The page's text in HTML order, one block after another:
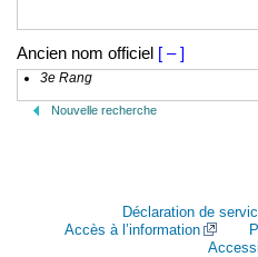
Ancien nom officiel [ – ]
3e Rang
Nouvelle recherche
Déclaration de
Accès à l’information